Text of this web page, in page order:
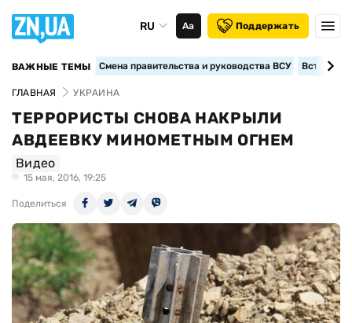
RU Аа Поддержать
ВАЖНЫЕ ТЕМЫ Смена правительства и руководства ВСУ
ГЛАВНАЯ УКРАИНА
ТЕРРОРИСТЫ СНОВА НАКРЫЛИ
АВДЕЕВКУ МИНОМЕТНЫМ ОГНЕМ
Видео
15 мая, 2016, 19:25
Поделиться